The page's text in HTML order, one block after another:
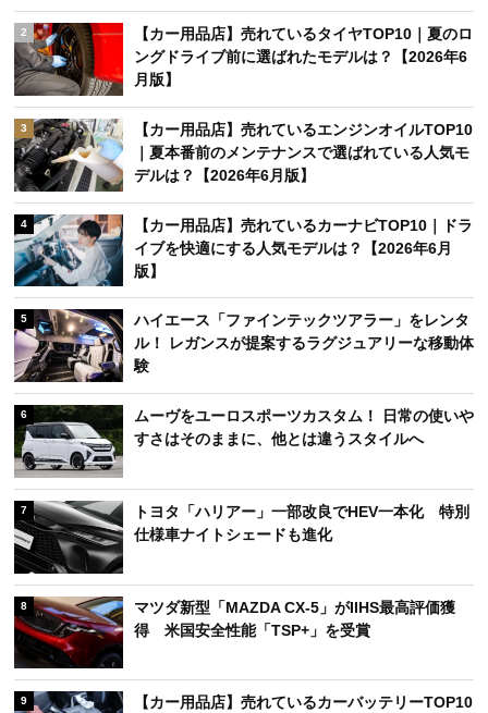
2
【カー用品店】売れているタイヤTOP10｜夏のロ
ングドライブ前に選ばれたモデルは？【2026年6
月版】
3
【カー用品店】売れているエンジンオイルTOP10
｜夏本番前のメンテナンスで選ばれている人気モ
デルは？【2026年6月版】
4
【カー用品店】売れているカーナビTOP10｜ドラ
イブを快適にする人気モデルは？【2026年6月
版】
5
ハイエース「ファインテックツアラー」をレンタ
ル！ レガンスが提案するラグジュアリーな移動体
験
6
ムーヴをユーロスポーツカスタム！ 日常の使いや
すさはそのままに、他とは違うスタイルへ
7
トヨタ「ハリアー」一部改良でHEV一本化 特別
仕様車ナイトシェードも進化
8
マツダ新型「MAZDA CX-5」がIIHS最高評価獲
得 米国安全性能「TSP+」を受賞
9
【カー用品店】売れているカーバッテリーTOP10